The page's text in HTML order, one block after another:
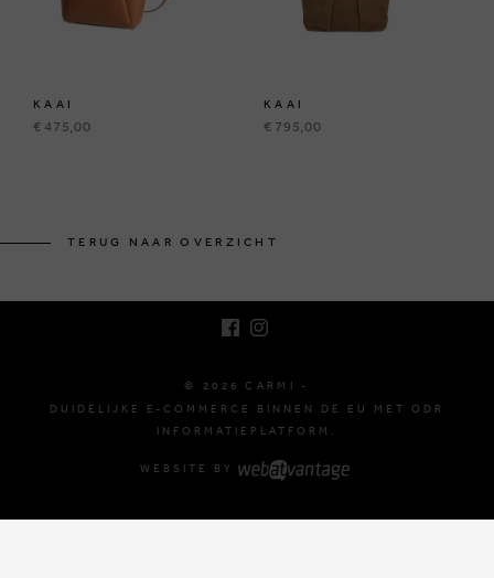
KAAI
€ 475,00
KAAI
€ 795,00
TERUG NAAR OVERZICHT
© 2026 CARMI -
DUIDELIJKE E-COMMERCE BINNEN DE EU MET ODR
INFORMATIEPLATFORM.
WEBSITE BY